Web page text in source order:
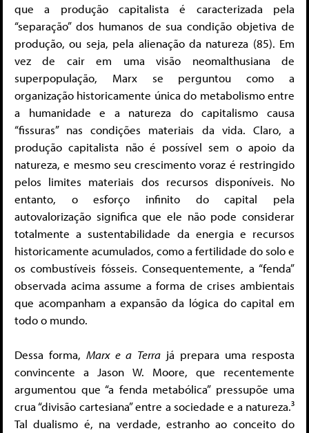
que a produção capitalista é caracterizada pela
“separação” dos humanos de sua condição objetiva de
produção, ou seja, pela alienação da natureza (85). Em
vez de cair em uma visão neomalthusiana de
superpopulação, Marx se perguntou como a
organização historicamente única do metabolismo entre
a humanidade e a natureza do capitalismo causa
“fissuras” nas condições materiais da vida. Claro, a
produção capitalista não é possível sem o apoio da
natureza, e mesmo seu crescimento voraz é restringido
pelos limites materiais dos recursos disponíveis. No
entanto, o esforço infinito do capital pela
autovalorização significa que ele não pode considerar
totalmente a sustentabilidade da energia e recursos
historicamente acumulados, como a fertilidade do solo e
os combustíveis fósseis. Consequentemente, a “fenda”
observada acima assume a forma de crises ambientais
que acompanham a expansão da lógica do capital em
todo o mundo.
Dessa forma,Marx e a Terrajá prepara uma resposta
convincente a Jason W. Moore, que recentemente
argumentou que “a fenda metabólica” pressupõe uma
crua “divisão cartesiana” entre a sociedade e a natureza.³
Tal dualismo é, na verdade, estranho ao conceito do